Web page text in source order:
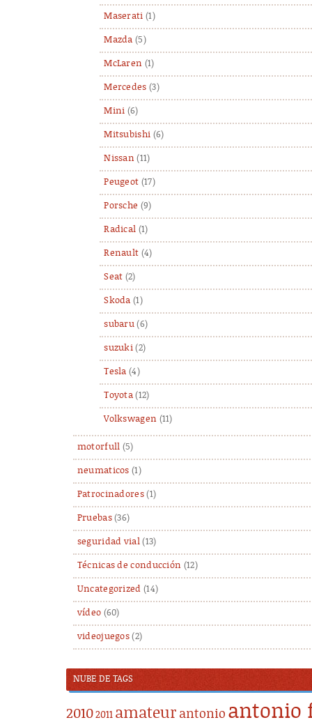
Maserati (1)
Mazda (5)
McLaren (1)
Mercedes (3)
Mini (6)
Mitsubishi (6)
Nissan (11)
Peugeot (17)
Porsche (9)
Radical (1)
Renault (4)
Seat (2)
Skoda (1)
subaru (6)
suzuki (2)
Tesla (4)
Toyota (12)
Volkswagen (11)
motorfull (5)
neumaticos (1)
Patrocinadores(1)
Pruebas(36)
seguridad vial(13)
Técnicas de conducción (12)
Uncategorized (14)
vídeo (60)
videojuegos (2)
NUBE DE TAGS
20102011 amateur antonio antonio